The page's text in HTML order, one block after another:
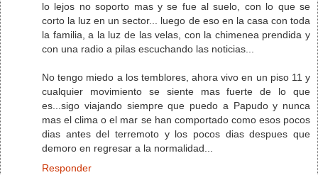
lo lejos no soporto mas y se fue al suelo, con lo que se
corto la luz en un sector... luego de eso en la casa con toda
la familia, a la luz de las velas, con la chimenea prendida y
con una radio a pilas escuchando las noticias...
No tengo miedo a los temblores, ahora vivo en un piso 11 y
cualquier movimiento se siente mas fuerte de lo que
es...sigo viajando siempre que puedo a Papudo y nunca
mas el clima o el mar se han comportado como esos pocos
dias antes del terremoto y los pocos dias despues que
demoro en regresar a la normalidad...
Responder